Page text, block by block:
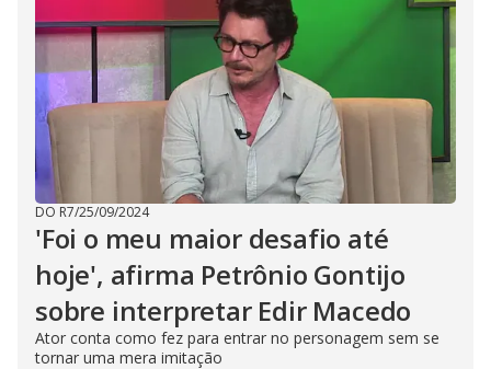
DO R7/25/09/2024
'Foi o meu maior desafio até
hoje', afirma Petrônio Gontijo
sobre interpretar Edir Macedo
Ator conta como fez para entrar no personagem sem se
tornar uma mera imitação